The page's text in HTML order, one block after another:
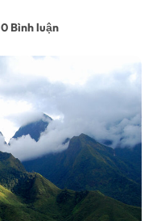
0 Bình luận